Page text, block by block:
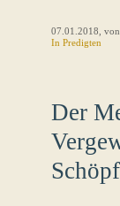
07.01.2018 ,
InPredigten
Der